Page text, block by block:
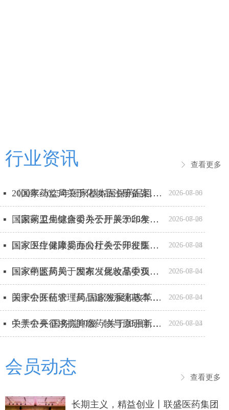
行业资讯 ꁕ 查看更多
2026-07-30
넷 《国家药监局关于化妆品注册备案有关事项的公告》政策解读
2026-07-28
넷 《国家卫生健康委办公厅关于印发医疗机构卒中中心建设与管理指导原则（2026年版）的通知》政策解读
2026-07-28
넷 国家卫生健康委办公厅关于印发医疗机构卒中中心建设与管理指导原则（2026年版）的通知
2026-07-24
넷 国家中医药局、国家发展改革委负责同志就《中医药振兴发展“十五五”规划》 答记者问
2026-07-24
넷 国家中医药管理局 国家发展和改革委员会 关于印发《中医药振兴发展“十五五”规划》的通知
2026-07-24
넷 中共中央 国务院印发《关于加强新时代社会工作的意见》
2026-08-06
넷 2000年-2025年国家基本医保药品目录相关数据
2026-08-06
넷 国家药监局综合司关于开展2026年全国药品安全宣传周活动的通知
2026-08-04
넷 国家医疗保障局面向社会公开征集医保数字人形象
2026-08-04
넷 国家药监局关于发布《化妆品中双氯芬酸钠的测定》等2项化妆品补充检验方法的公告（2026年第72号）
2026-08-04
넷 关于公开征求《药品追溯系统基本技术要求（修订征求意见稿）》意见的通知
2026-08-03
넷 关于公开征求抗肿瘤药物与原研伴随诊断试剂同步开发有关事项意见的通知
会员动态
ꁕ 查看更多
长期主义，精益创业丨联盛医药集团